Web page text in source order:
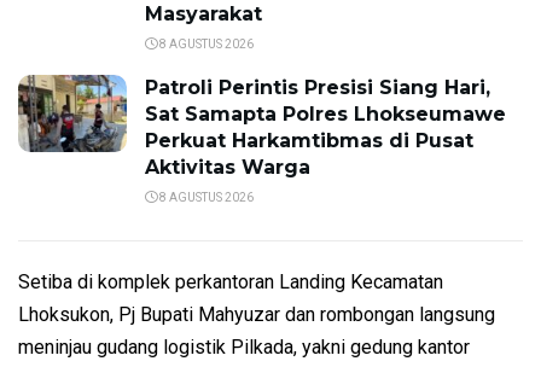
Masyarakat
8 AGUSTUS 2026
Patroli Perintis Presisi Siang Hari,
Sat Samapta Polres Lhokseumawe
Perkuat Harkamtibmas di Pusat
Aktivitas Warga
8 AGUSTUS 2026
Setiba di komplek perkantoran Landing Kecamatan
Lhoksukon, Pj Bupati Mahyuzar dan rombongan langsung
meninjau gudang logistik Pilkada, yakni gedung kantor